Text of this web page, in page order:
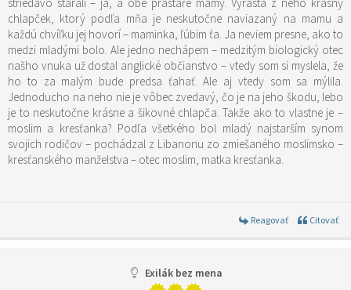
chlapček, ktorý podľa mňa je neskutočne naviazaný na mamu a
každú chvíľku jej hovorí – maminka, ľúbim ťa. Ja neviem presne, ako to
medzi mladými bolo. Ale jedno nechápem – medzitým biologický otec
našho vnuka už dostal anglické občianstvo – vtedy som si myslela, že
ho to za malým bude predsa ťahať. Ale aj vtedy som sa mýlila.
Jednoducho na neho nie je vôbec zvedavý, čo je na jeho škodu, lebo
je to neskutočne krásne a šikovné chlapča. Takže ako to vlastne je –
moslim a kresťanka? Podľa všetkého bol mladý najstarším synom
svojich rodičov – pochádzal z Libanonu zo zmiešaného moslimsko –
kresťanského manželstva – otec moslim, matka kresťanka.
Reagovať Citovať
Exilák bez mena